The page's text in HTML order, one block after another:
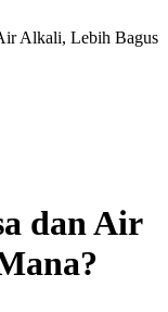
Alkali, Lebih Bagus
dan Air